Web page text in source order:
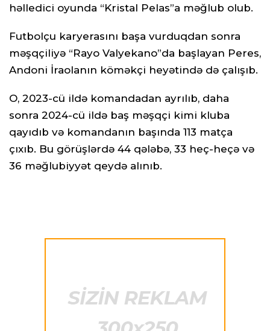
həlledici oyunda “Kristal Pelas”a məğlub olub.
Futbolçu karyerasını başa vurduqdan sonra
məşqçiliyə “Rayo Valyekano”da başlayan Peres,
Andoni İraolanın köməkçi heyətində də çalışıb.
O, 2023-cü ildə komandadan ayrılıb, daha
sonra 2024-cü ildə baş məşqçi kimi kluba
qayıdıb və komandanın başında 113 matça
çıxıb. Bu görüşlərdə 44 qələbə, 33 heç-heçə və
36 məğlubiyyət qeydə alınıb.